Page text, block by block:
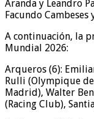
Aranda y Leandro
Facundo Cambeses
A continuación, la
Mundial 2026:
Arqueros (6):
Rulli (Olympique
Madrid), Walter
(Racing Club),